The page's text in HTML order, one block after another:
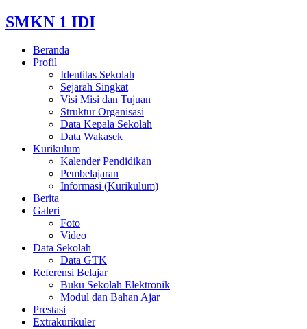
SMKN 1 IDI
Beranda
Profil
Identitas Sekolah
Sejarah Singkat
Visi Misi dan Tujuan
Struktur Organisasi
Data Kepala Sekolah
Data Wakasek
Kurikulum
Kalender Pendidikan
Pembelajaran
Informasi (Kurikulum)
Berita
Galeri
Foto
Video
Data Sekolah
Data GTK
Referensi Belajar
Buku Sekolah Elektronik
Modul dan Bahan Ajar
Prestasi
Extrakurikuler